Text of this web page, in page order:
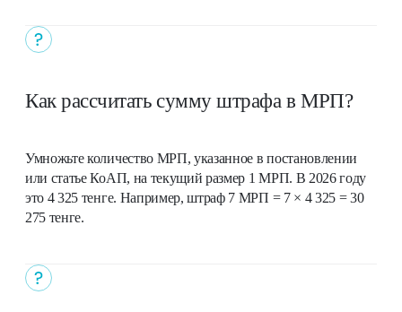
Как рассчитать сумму штрафа в МРП?
Умножьте количество МРП, указанное в постановлении
или статье КоАП, на текущий размер 1 МРП. В 2026 году
это 4 325 тенге. Например, штраф 7 МРП = 7 × 4 325 = 30
275 тенге.